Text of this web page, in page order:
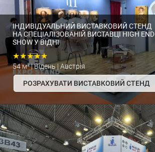
ІНДИВІДУАЛЬНИЙ ВИСТАВКОВИЙ СТЕНД
НА СПЕЦІАЛІЗОВАНІЙ ВИСТАВЦІ HIGH END
SHOW У ВІДНІ
★★★★★
54 м² | Відень | Австрія
РОЗРАХУВАТИ ВИСТАВКОВИЙ СТЕНД